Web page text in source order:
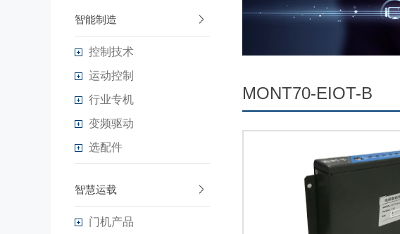
智能制造
控制技术
运动控制
行业专机
变频驱动
选配件
智慧运载
门机产品
MONT70-EIOT-B